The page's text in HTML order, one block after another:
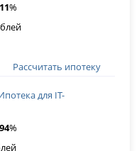
11%
Рассчитать ипотеку
для IT-
94%